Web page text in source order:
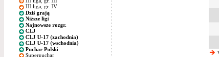
III liga, gr. IV
Dziś grają
Niższe ligi
Najnowsze rozgr.
CLJ
CLJ U-17 (zachodnia)
CLJ U-17 (wschodnia)
Puchar Polski
Superpuchar